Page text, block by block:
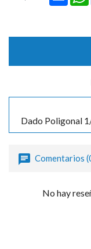
Dado Poligonal
Comentarios
No hay